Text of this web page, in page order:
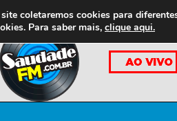
coletaremos cookies para
Para saber mais, clique aqui.